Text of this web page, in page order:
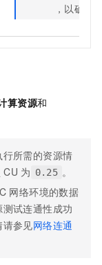
，以确保
算资源和
所需的资源情
CU 为 0.25 。
网络环境的数据
试连通性成功
请参见网络连通